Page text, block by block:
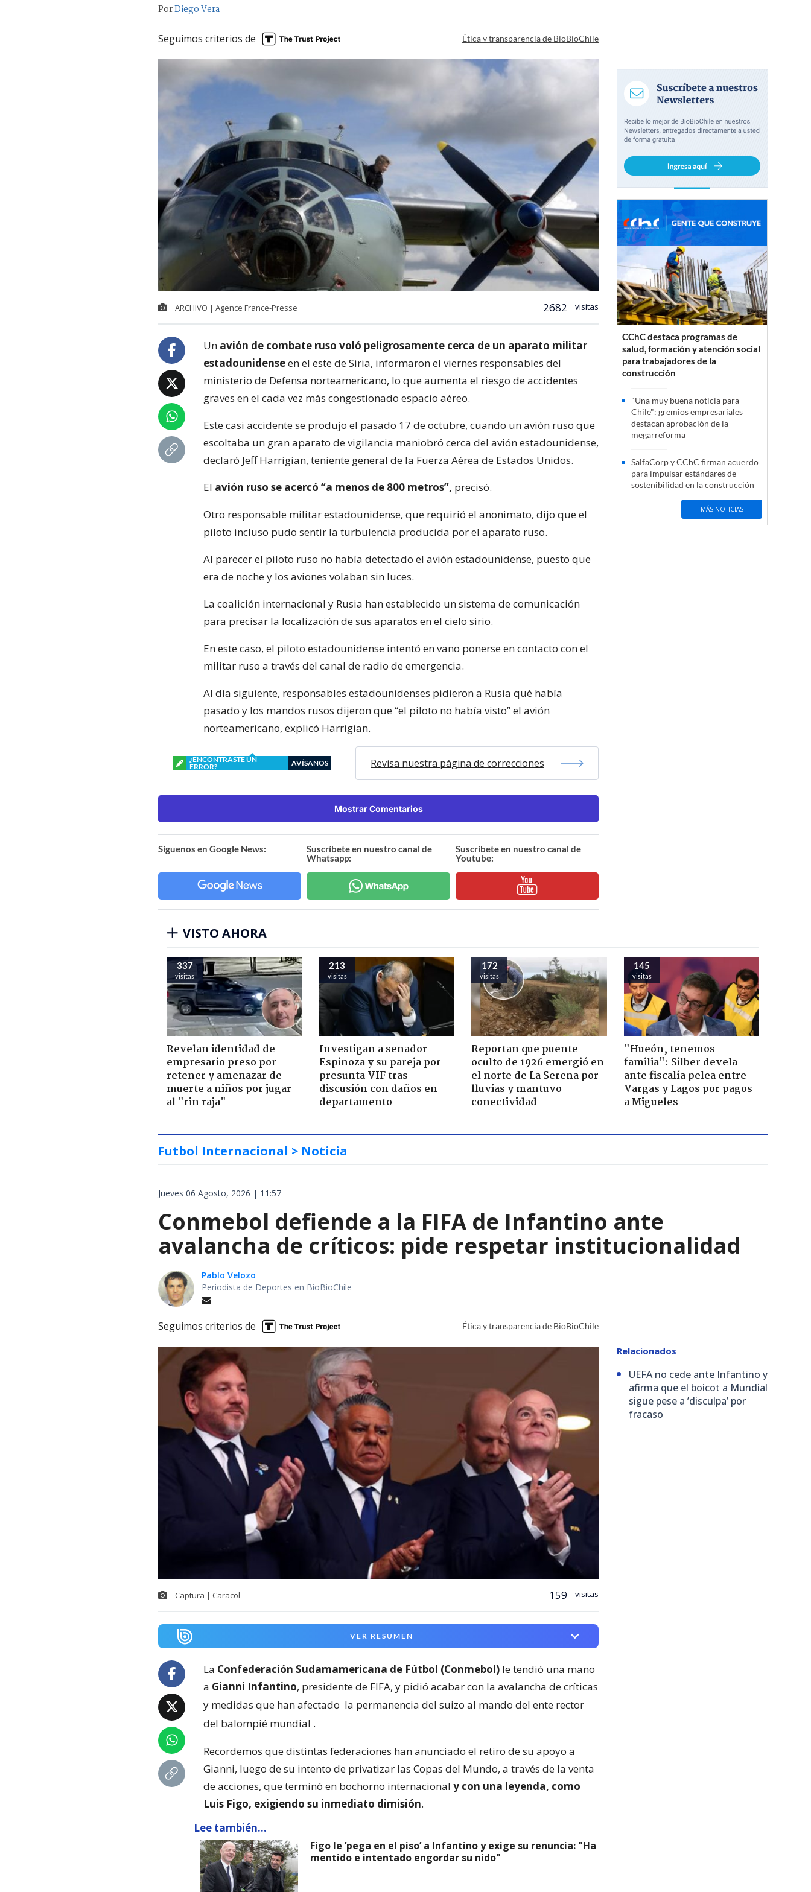
PorDiego Vera
Seguimos criterios de Ética y transparencia de BioBioChile
ARCHIVO | Agence France-Presse 2682 visitas
Un avión de combate ruso voló peligrosamente cerca de un aparato militar
estadounidenseen el este de Siria, informaron el viernes responsables del
ministerio de Defensa norteamericano, lo que aumenta el riesgo de accidentes
graves en el cada vez más congestionado espacio aéreo.
Este casi accidente se produjo el pasado 17 de octubre, cuando un avión ruso que
escoltaba un gran aparato de vigilancia maniobró cerca del avión estadounidense,
declaró Jeff Harrigian, teniente general de la Fuerza Aérea de Estados Unidos.
El avión ruso se acercó “a menos de 800 metros”, precisó.
Otro responsable militar estadounidense, que requirió el anonimato, dijo que el
piloto incluso pudo sentir la turbulencia producida por el aparato ruso.
Al parecer el piloto ruso no había detectado el avión estadounidense, puesto que
era de noche y los aviones volaban sin luces.
La coalición internacional y Rusia han establecido un sistema de comunicación
para precisar la localización de sus aparatos en el cielo sirio.
En este caso, el piloto estadounidense intentó en vano ponerse en contacto con el
militar ruso a través del canal de radio de emergencia.
Al día siguiente, responsables estadounidenses pidieron a Rusia qué había
pasado y los mandos rusos dijeron que “el piloto no había visto” el avión
norteamericano, explicó Harrigian.
¿ENCONTRASTE UN
ERROR?
AVÍSANOS Revisa nuestra página de correcciones
Mostrar Comentarios
Síguenos en Google News:
Suscríbete en nuestro canal de
Whatsapp:
Suscríbete en nuestro canal de
Youtube:
CChC destaca programas de
salud, formación y atención social
para trabajadores de la
construcción
"Una muy buena noticia para
Chile": gremios empresariales
destacan aprobación de la
megarreforma
SalfaCorp y CChC firman acuerdo
para impulsar estándares de
sostenibilidad en la construcción
MÁS NOTICIAS
VISTO AHORA
337
visitas
Revelan identidad de
empresario preso por
retener y amenazar de
muerte a niños por jugar
al "rin raja"
213
visitas
Investigan a senador
Espinoza y su pareja por
presunta VIF tras
discusión con daños en
departamento
172
visitas
Reportan que puente
oculto de 1926 emergió en
el norte de La Serena por
lluvias y mantuvo
conectividad
145
visitas
"Hueón, tenemos
familia": Silber devela
ante fiscalía pelea entre
Vargas y Lagos por pagos
a Migueles
Futbol Internacional > Noticia
Jueves 06 Agosto, 2026 | 11:57
Conmebol defiende a la FIFA de Infantino ante
avalancha de críticos: pide respetar institucionalidad
Pablo Velozo
Periodista de Deportes en BioBioChile
Seguimos criterios de Ética y transparencia de BioBioChile
Captura | Caracol 159 visitas
VER RESUMEN
La Confederación Sudamamericana de Fútbol (Conmebol) le tendió una mano
a Gianni Infantino, presidente de FIFA, y pidió acabar con la avalancha de críticas
y medidas que han afectado la permanencia del suizo al mando del ente rector
del balompié mundial .
Recordemos que distintas federaciones han anunciado el retiro de su apoyo a
Gianni, luego de su intento de privatizar las Copas del Mundo, a través de la venta
de acciones, que terminó en bochorno internacional y con una leyenda, como
Luis Figo, exigiendo su inmediato dimisión.
Lee también...
Figo le ’pega en el piso’ a Infantino y exige su renuncia: "Ha
mentido e intentado engordar su nido"
Relacionados
UEFA no cede ante Infantino y
afirma que el boicot a Mundial
sigue pese a ’disculpa’ por
fracaso